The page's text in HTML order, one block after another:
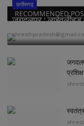
RECOMMENDED
छत्तीसगढ़
जगदलपुर : लाईवलीहुड